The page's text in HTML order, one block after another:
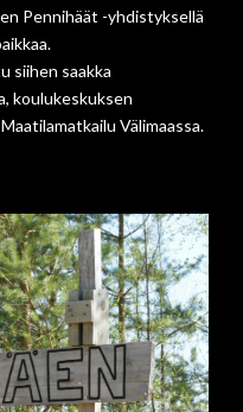
Pennihäät -yhdistyksellä
siihen saakka
koulukeskuksen
Välimaassa.